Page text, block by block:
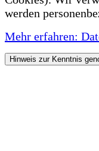
werden
Mehr erfahren:
Hinweis zur Kenntnis